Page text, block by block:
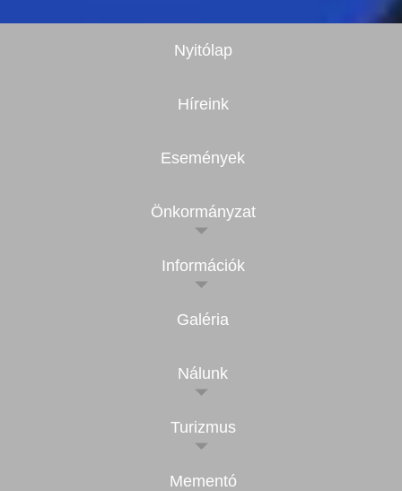
Nyitólap
Híreink
Események
Önkormányzat
Információk
Galéria
Nálunk
Turizmus
Mementó